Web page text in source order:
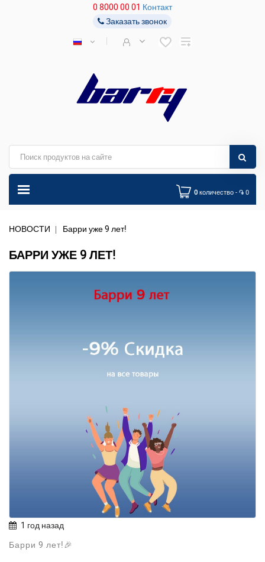
0 8000 00 01 Контакт
Заказать звонок
0 количество - ֏ 0
НОВОСТИ Барри уже 9 лет!
БАРРИ УЖЕ 9 ЛЕТ!
1 год назад
Барри 9 лет!🎉